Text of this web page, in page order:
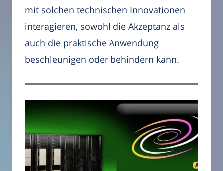
mit solchen technischen Innovationen
interagieren, sowohl die Akzeptanz als
auch die praktische Anwendung
beschleunigen oder behindern kann.